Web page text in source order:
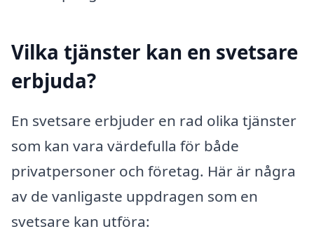
Vilka tjänster kan en svetsare
erbjuda?
En svetsare erbjuder en rad olika tjänster
som kan vara värdefulla för både
privatpersoner och företag. Här är några
av de vanligaste uppdragen som en
svetsare kan utföra: